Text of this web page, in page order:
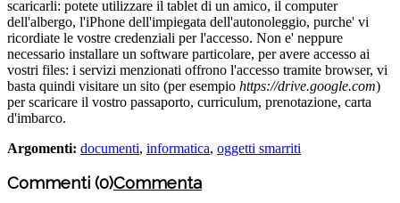
scaricarli: potete utilizzare il tablet di un amico, il computer
dell'albergo, l'iPhone dell'impiegata dell'autonoleggio, purche' vi
ricordiate le vostre credenziali per l'accesso. Non e' neppure
necessario installare un software particolare, per avere accesso ai
vostri files: i servizi menzionati offrono l'accesso tramite browser, vi
basta quindi visitare un sito (per esempio https://drive.google.com)
per scaricare il vostro passaporto, curriculum, prenotazione, carta
d'imbarco.
Argomenti: documenti, informatica, oggetti smarriti
Commenti (0)Commenta